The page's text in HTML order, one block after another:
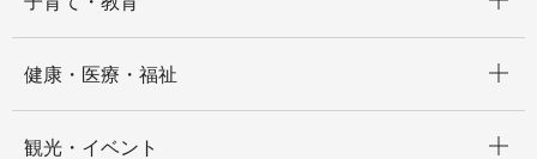
健康・医療・福祉
観光・イベント